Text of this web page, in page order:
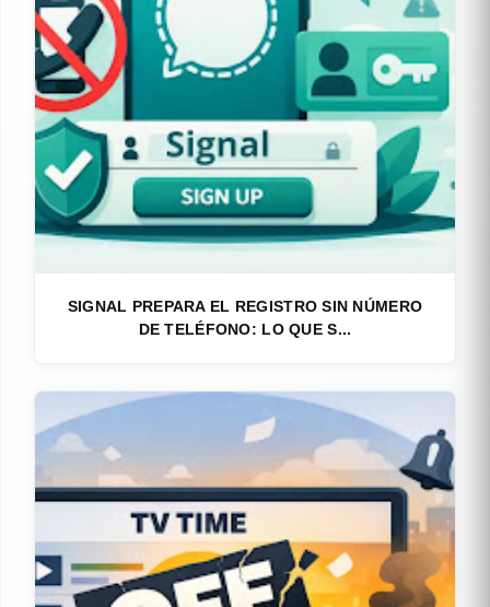
SIGNAL PREPARA EL REGISTRO SIN NÚMERO
DE TELÉFONO: LO QUE S...